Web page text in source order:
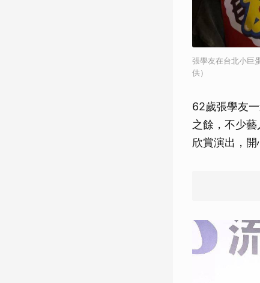
張學友在台北小巨
供）
62歲張學友
之餘，不少
欣賞演出，開